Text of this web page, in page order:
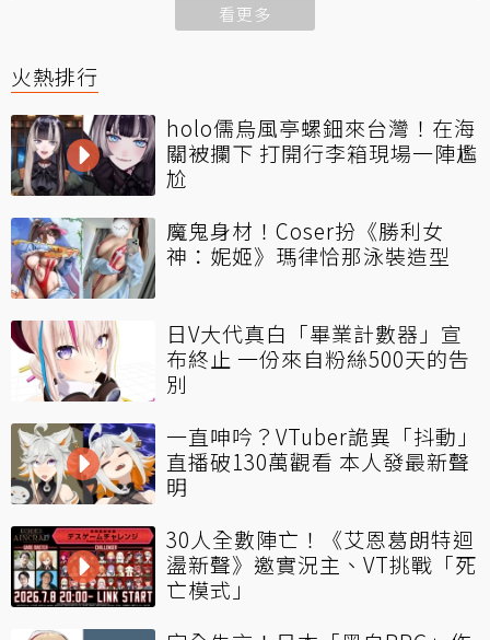
看更多
火熱排行
holo儒烏風亭螺鈿來台灣！在海
關被攔下 打開行李箱現場一陣尷
尬
魔鬼身材！Coser扮《勝利女
神：妮姬》瑪律恰那泳裝造型
日V大代真白「畢業計數器」宣
布終止 一份來自粉絲500天的告
別
一直呻吟？VTuber詭異「抖動」
直播破130萬觀看 本人發最新聲
明
30人全數陣亡！《艾恩葛朗特迴
盪新聲》邀實況主、VT挑戰「死
亡模式」